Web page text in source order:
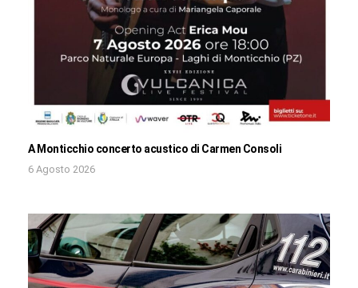
A Monticchio concerto acustico di Carmen Consoli
6 Agosto 2026